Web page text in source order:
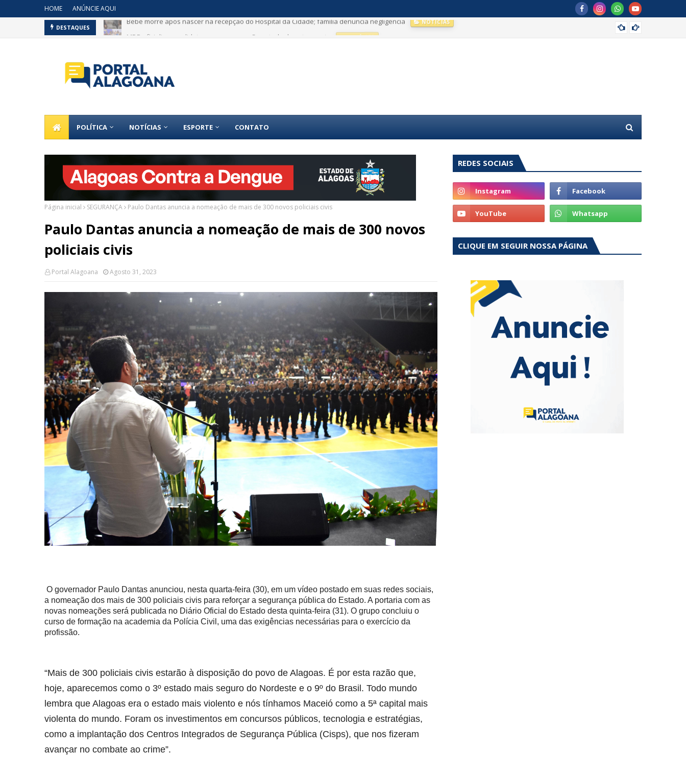
HOME ANÚNCIE AQUI
DESTAQUES MDB oficializa candidaturas em convenção estadual nesta quarta
POLÍTICA NOTÍCIAS ESPORTE CONTATO
Página inicial SEGURANÇA Paulo Dantas anuncia a nomeação de mais de 300 novos policiais civis
Paulo Dantas anuncia a nomeação de mais de 300 novos
policiais civis
Portal Alagoana Agosto 31, 2023
O governador Paulo Dantas anunciou, nesta quarta-feira (30), em um vídeo postado em suas redes sociais,
a nomeação dos mais de 300 policiais civis para reforçar a segurança pública do Estado. A portaria com as
novas nomeações será publicada no Diário Oficial do Estado desta quinta-feira (31). O grupo concluiu o
curso de formação na academia da Polícia Civil, uma das exigências necessárias para o exercício da
profissão.
“Mais de 300 policiais civis estarão à disposição do povo de Alagoas. É por esta razão que,
hoje, aparecemos como o 3º estado mais seguro do Nordeste e o 9º do Brasil. Todo mundo
lembra que Alagoas era o estado mais violento e nós tínhamos Maceió como a 5ª capital mais
violenta do mundo. Foram os investimentos em concursos públicos, tecnologia e estratégias,
como a implantação dos Centros Integrados de Segurança Pública (Cisps), que nos fizeram
avançar no combate ao crime”.
REDES SOCIAIS
CLIQUE EM SEGUIR NOSSA PÁGINA